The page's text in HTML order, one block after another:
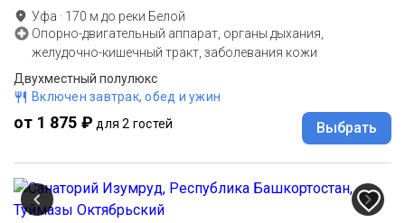
Уфа · 170 м до реки Белой
Опорно-двигательный аппарат, органы дыхания,
желудочно-кишечный тракт, заболевания кожи
Двухместный полулюкс
Включен завтрак, обед и ужин
от 1 875 ₽ для 2 гостей Выбрать